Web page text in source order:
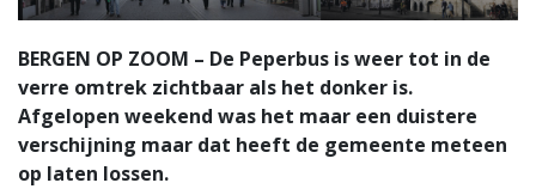
BERGEN OP ZOOM – De Peperbus is weer tot in de
verre omtrek zichtbaar als het donker is.
Afgelopen weekend was het maar een duistere
verschijning maar dat heeft de gemeente meteen
op laten lossen.